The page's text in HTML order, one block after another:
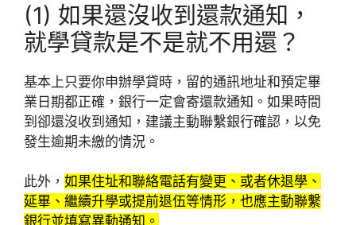
(1) 如果還沒收到還款通知，
就學貸款是不是就不用還？
基本上只要你申辦學貸時，留的通訊地址和預定畢
業日期都正確，銀行一定會寄還款通知。如果時間
到卻還沒收到通知，建議主動聯繫銀行確認，以免
發生逾期未繳的情況。
此外， 如果住址和聯絡電話有變更、或者休退學、
延畢、繼續升學或提前退伍等情形，也應主動聯繫
銀行並填寫異動通知。